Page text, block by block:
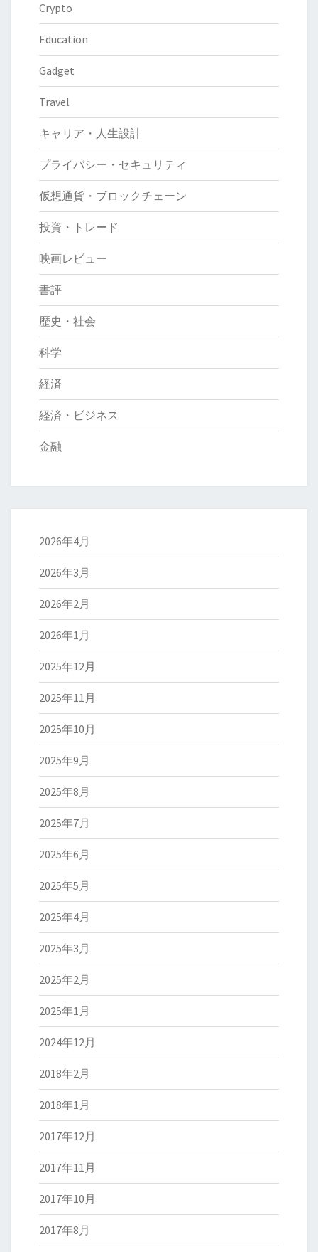
Crypto
Education
Gadget
Travel
キャリア・人生設計
プライバシー・セキュリティ
仮想通貨・ブロックチェーン
投資・トレード
映画レビュー
書評
歴史・社会
科学
経済
経済・ビジネス
金融
2026年4月
2026年3月
2026年2月
2026年1月
2025年12月
2025年11月
2025年10月
2025年9月
2025年8月
2025年7月
2025年6月
2025年5月
2025年4月
2025年3月
2025年2月
2025年1月
2024年12月
2018年2月
2018年1月
2017年12月
2017年11月
2017年10月
2017年8月